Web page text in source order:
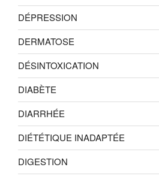
DÉPRESSION
DERMATOSE
DÉSINTOXICATION
DIABÈTE
DIARRHÉE
DIÉTÉTIQUE INADAPTÉE
DIGESTION